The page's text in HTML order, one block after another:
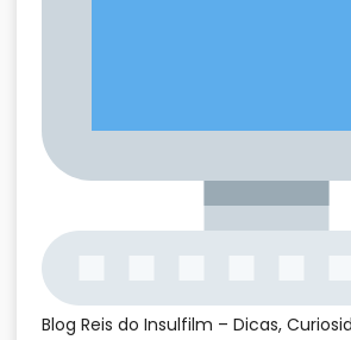
Blog Reis do Insulfilm – Dicas,